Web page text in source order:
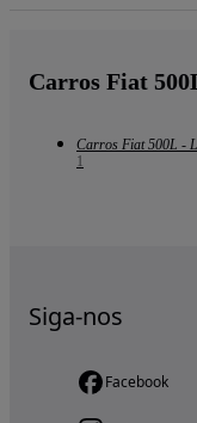
Carros Fiat
Carros Fiat 500L -
1
Siga-nos
Facebook